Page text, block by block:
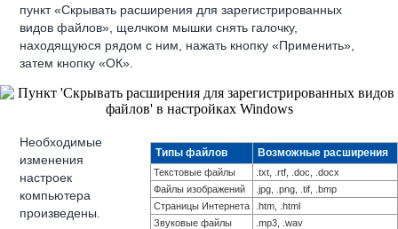
пункт «Скрывать расширения для зарегистрированных
видов файлов», щелчком мышки снять галочку,
находящуюся рядом с ним, нажать кнопку «Применить»,
затем кнопку «ОК».
Типы файлов Возможные расширения
Текстовые файлы
.txt, .rtf, .doc, .docx
Файлы изображений
.jpg, .png, .tif, .bmp
Страницы Интернета
.htm, .html
Звуковые файлы
.mp3, .wav
Необходимые
изменения
настроек
компьютера
произведены.